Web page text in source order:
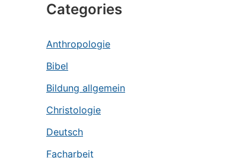
Categories
Anthropologie
Bibel
Bildung allgemein
Christologie
Deutsch
Facharbeit